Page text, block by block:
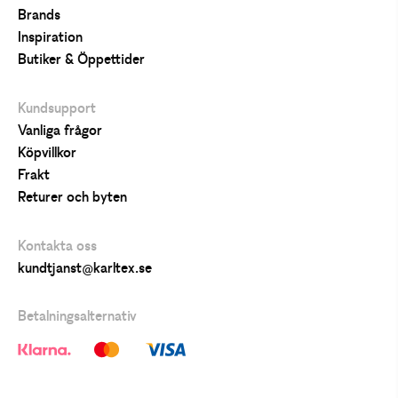
Brands
Inspiration
Butiker & Öppettider
Kundsupport
Vanliga frågor
Köpvillkor
Frakt
Returer och byten
Kontakta oss
kundtjanst@karltex.se
Betalningsalternativ